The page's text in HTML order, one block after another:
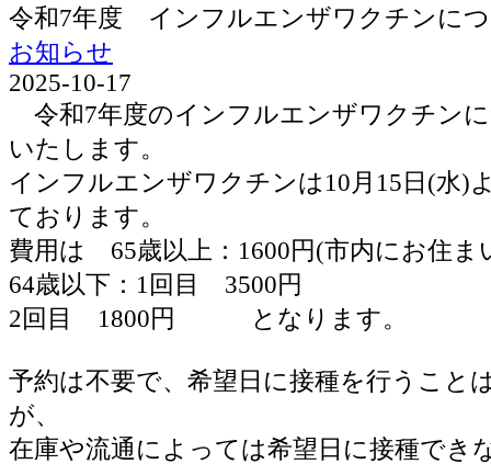
令和7年度 インフルエンザワクチンに
お知らせ
2025-10-17
令和7年度のインフルエンザワクチン
いたします。
インフルエンザワクチンは10月15日(水)
ております。
費用は 65歳以上：1600円(市内にお住ま
64歳以下：1回目 3500円
2回目 1800円 となります。
予約は不要で、希望日に接種を行うこと
が、
在庫や流通によっては希望日に接種でき